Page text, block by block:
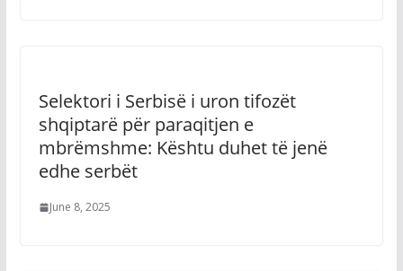
Selektori i Serbisë i uron tifozët
shqiptarë për paraqitjen e
mbrëmshme: Kështu duhet të jenë
edhe serbët
June 8, 2025